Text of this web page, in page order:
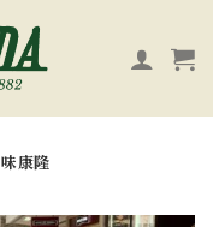
康隆